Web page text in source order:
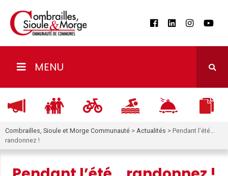
MENU
Combrailles, Sioule et Morge Communauté > Actualités > Pendant l’été…
randonnez !